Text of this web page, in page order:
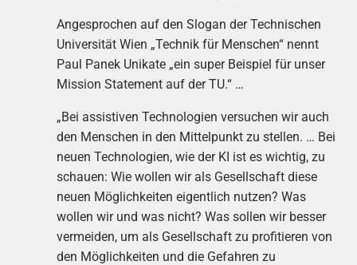
Angesprochen auf den Slogan der Technischen
Universität Wien „Technik für Menschen“ nennt
Paul Panek Unikate „ein super Beispiel für unser
Mission Statement auf der TU.“ …
„Bei assistiven Technologien versuchen wir auch
den Menschen in den Mittelpunkt zu stellen. … Bei
neuen Technologien, wie der KI ist es wichtig, zu
schauen: Wie wollen wir als Gesellschaft diese
neuen Möglichkeiten eigentlich nutzen? Was
wollen wir und was nicht? Was sollen wir besser
vermeiden, um als Gesellschaft zu profitieren von
den Möglichkeiten und die Gefahren zu